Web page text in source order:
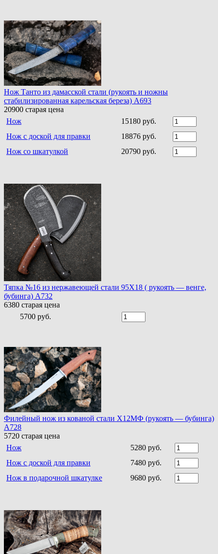
Нож Танто из дамасской стали (рукоять и ножны
стабилизированная карельская береза) A693
20900 старая цена
Нож
15180 руб.
Нож с доской для правки
18876 руб.
Нож со шкатулкой
20790 руб.
Тяпка №16 из нержавеющей стали 95Х18 ( рукоять — венге,
бубинга) A732
6380 старая цена
5700 руб.
Филейный нож из кованой стали Х12МФ (рукоять — бубинга)
A728
5720 старая цена
Нож
5280 руб.
Нож с доской для правки
7480 руб.
Нож в подарочной шкатулке
9680 руб.